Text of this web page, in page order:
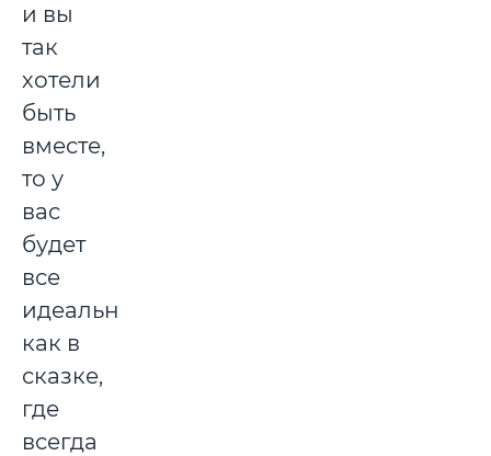
и вы
так
хотели
быть
вместе,
то у
вас
будет
все
идеально,
как в
сказке,
где
всегда